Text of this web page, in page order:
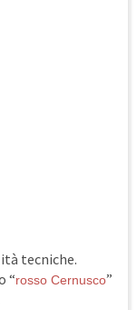
tecniche.
“rosso Cernusco”